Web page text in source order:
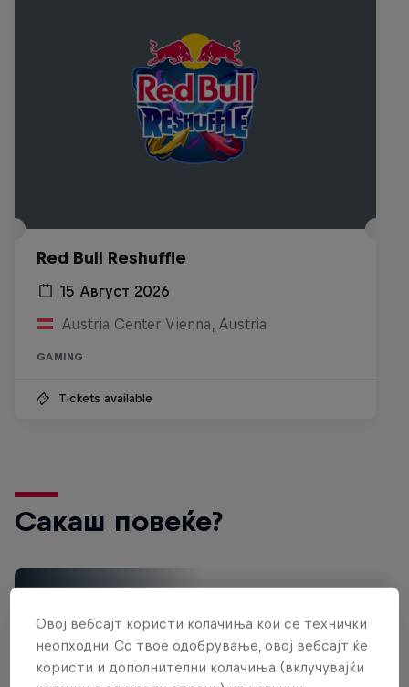
Red Bull Reshuffle
15 Август 2026
Austria Center Vienna, Austria
GAMING
Tickets available
Сакаш повеќе?
Level up with the latest games and esports news,
reviews and films. Learn tips on how to improve …
Овој вебсајт користи колачиња кои се технички
неопходни. Со твое одобрување, овој вебсајт ќе
користи и дополнителни колачиња (вклучувајќи